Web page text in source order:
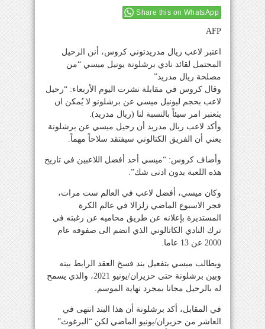
Share this on WhatsApp
AFP
اعتبر لاعب ريال مدريدتوني كروس، أنن الرحيل
المحتمل لقائد نادي برشلونة يونيل ميسي “من
مصلحة ريال مدريد”
وقال كروس في مقابلة نشرت اليوم الأربعاء: “رحيل
لاعب بحجم ليونيل ميسي عن برشلونو لا يُمكن ان
يثعتبر امر سيئاً بالنسبة لنا (ريال مدريد).
وأكد لاعب ريال مدريد أن رحيل ميسي عن برشلونة
يعني أن الفريق الكتالوني سيفتقد سلاحاً مهماً.
وأضاف كروس: “ميسي أحد أفضل اللاعبين في تاريخ
هذه اللعبة بدون ادنى شك”.
وكان ميسي، أفضل لاعب في العالم ست مرات،
فجر الاسبوع الماضي زلزالا في عالم الكرة
المستديرة بإعلانه عن طريق محاميه عن رغبته في
ترك النادي الكاتالوني الذي انضم الى صفوفه عام
2000 عن 13 عاما.
ويطالب ميسي بتفعيل بند فسخ العقد الرابط بينه
وبين برشلونة حتى حزيران/يونيو 2021، والذي يسمح
له بالرحيل مجانا بمجرد نهاية الموسم.
في المقابل، أكد برشلونة أن هذا البند انتهى في
العاشر من حزيران/يونيو الماضي لكن “البرغوث”